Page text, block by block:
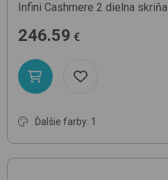
Infini Cashmere 2 dielna skriňa
246.59 €
Ďalšie farby: 1